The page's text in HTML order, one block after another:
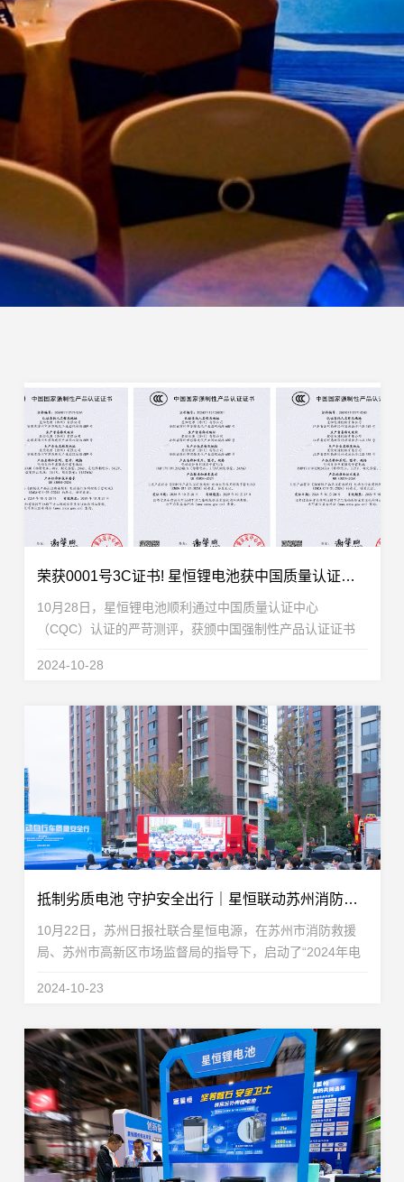
荣获0001号3C证书! 星恒锂电池获中国质量认证中心CQC权威认证
10月28日，星恒锂电池顺利通过中国质量认证中心
（CQC）认证的严苛测评，获颁中国强制性产品认证证书
龙头，星恒电源在行业合规化变革之际，率先完成国...
2024-10-28
抵制劣质电池 守护安全出行｜星恒联动苏州消防、苏州日报，推动合规锂电应用
10月22日，苏州日报社联合星恒电源，在苏州市消防救援
局、苏州市高新区市场监督局的指导下，启动了“2024年电
App、苏州消防、星恒锂电池等多个直播平台，就全...
2024-10-23